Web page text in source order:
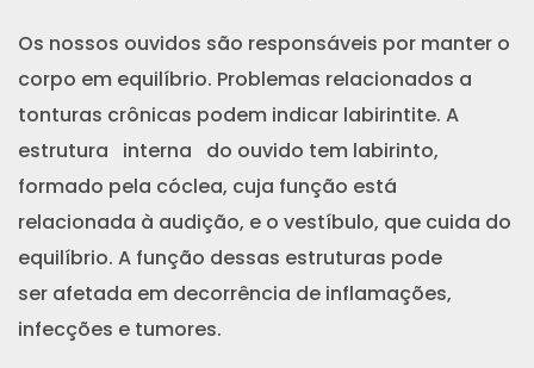
Os nossos ouvidos são responsáveis por manter o
corpo em equilíbrio. Problemas relacionados a
tonturas crônicas podem indicar labirintite. A
estrutura interna do ouvido tem labirinto,
formado pela cóclea, cuja função está
relacionada à audição, e o vestíbulo, que cuida do
equilíbrio. A função dessas estruturas pode
ser afetada em decorrência de inflamações,
infecções e tumores.